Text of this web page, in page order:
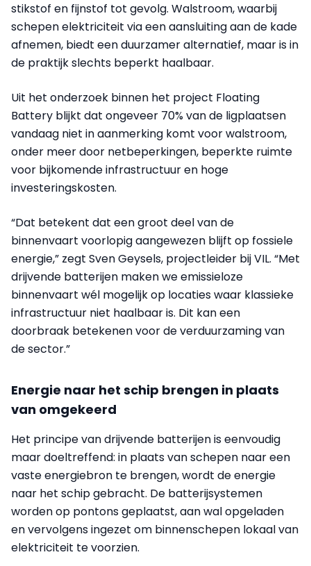
stikstof en fijnstof tot gevolg. Walstroom, waarbij
schepen elektriciteit via een aansluiting aan de kade
afnemen, biedt een duurzamer alternatief, maar is in
de praktijk slechts beperkt haalbaar.
Uit het onderzoek binnen het project Floating
Battery blijkt dat ongeveer 70% van de ligplaatsen
vandaag niet in aanmerking komt voor walstroom,
onder meer door netbeperkingen, beperkte ruimte
voor bijkomende infrastructuur en hoge
investeringskosten.
“Dat betekent dat een groot deel van de
binnenvaart voorlopig aangewezen blijft op fossiele
energie,” zegt Sven Geysels, projectleider bij VIL. “Met
drijvende batterijen maken we emissieloze
binnenvaart wél mogelijk op locaties waar klassieke
infrastructuur niet haalbaar is. Dit kan een
doorbraak betekenen voor de verduurzaming van
de sector.”
Energie naar het schip brengen in plaats
van omgekeerd
Het principe van drijvende batterijen is eenvoudig
maar doeltreffend: in plaats van schepen naar een
vaste energiebron te brengen, wordt de energie
naar het schip gebracht. De batterijsystemen
worden op pontons geplaatst, aan wal opgeladen
en vervolgens ingezet om binnenschepen lokaal van
elektriciteit te voorzien.